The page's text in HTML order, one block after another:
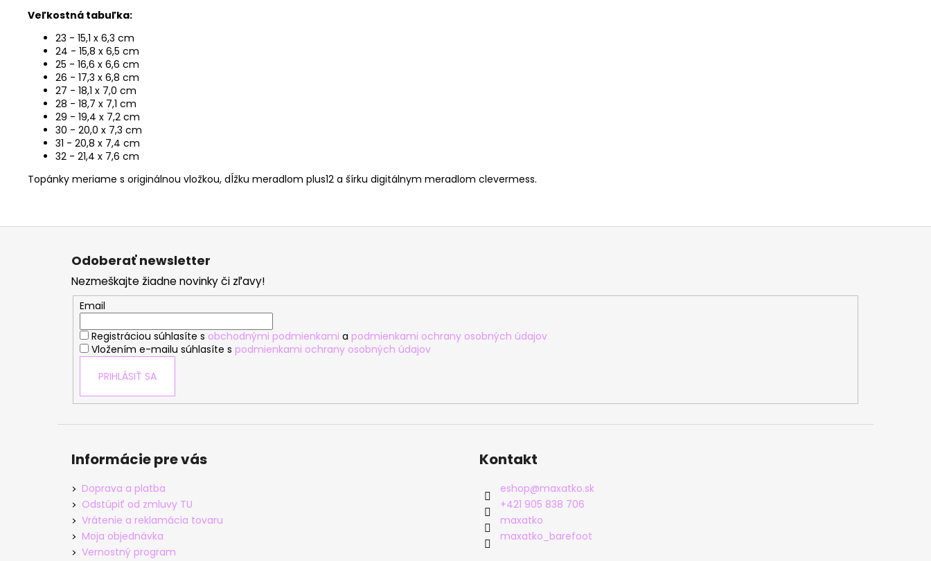
Veľkostná tabuľka:
23 - 15,1 x 6,3 cm
24 - 15,8 x 6,5 cm
25 - 16,6 x 6,6 cm
26 - 17,3 x 6,8 cm
27 - 18,1 x 7,0 cm
28 - 18,7 x 7,1 cm
29 - 19,4 x 7,2 cm
30 - 20,0 x 7,3 cm
31 - 20,8 x 7,4 cm
32 - 21,4 x 7,6 cm
Topánky meriame s originálnou vložkou, dĺžku meradlom plus12 a šírku digitálnym meradlom clevermess.
Z
Odoberať newsletter
Nezmeškajte žiadne novinky či zľavy!
Email
Registráciou súhlasíte s obchodnými podmienkami a podmienkami ochrany osobných údajov
Vložením e-mailu súhlasíte s podmienkami ochrany osobných údajov
PRIHLÁSIŤ SA
Informácie pre vás
Doprava a platba
Odstúpiť od zmluvy TU
Vrátenie a reklamácia tovaru
Moja objednávka
Vernostný program
Kontakt
eshop@maxatko.sk
+421 905 838 706
maxatko
maxatko_barefoot